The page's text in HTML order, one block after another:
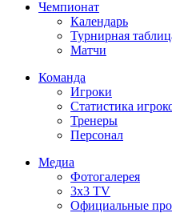
Чемпионат
Календарь
Турнирная
Матчи
Команда
Игроки
Статистика
Тренеры
Персонал
Медиа
Фотогалерея
3x3 TV
Официальные